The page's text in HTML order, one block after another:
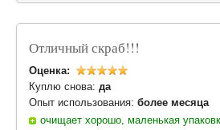
Отличный скраб!!!
Оценка:
Куплю снова: да
Опыт использования: более месяца
очищает хорошо, маленькая